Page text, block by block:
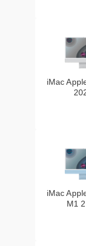
iMac
iMac
M1